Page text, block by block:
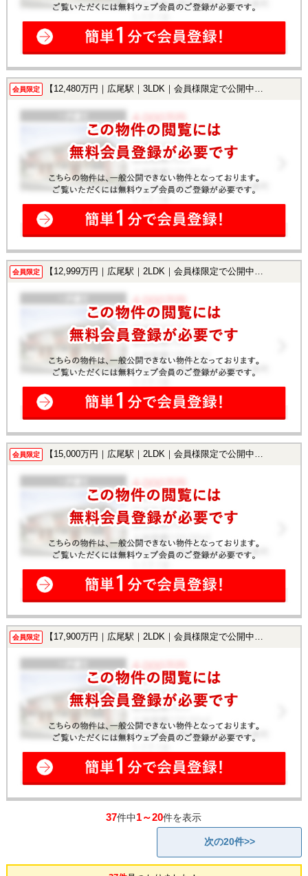
会員限定 【12,480万円｜広尾駅｜3LDK｜会員様限定で公開中！】
会員限定 【12,999万円｜広尾駅｜2LDK｜会員様限定で公開中！】
会員限定 【15,000万円｜広尾駅｜2LDK｜会員様限定で公開中！】
会員限定 【17,900万円｜広尾駅｜2LDK｜会員様限定で公開中！】
37件中1～20件を表示
次の20件>>